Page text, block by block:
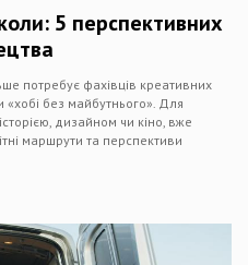
5 перспективних
потребує фахівців креативних
«хобі без майбутнього». Для
дизайном чи кіно, вже
маршрути та перспективи